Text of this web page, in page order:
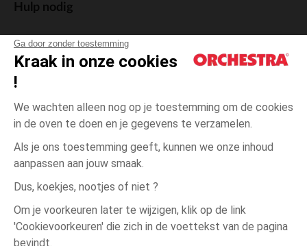
Ga door zonder toestemming
Kraak in onze cookies
!
We wachten alleen nog op je toestemming om de cookies
in de oven te doen en je gegevens te verzamelen.
Als je ons toestemming geeft, kunnen we onze inhoud
aanpassen aan jouw smaak.
Dus, koekjes, nootjes of niet ?
Om je voorkeuren later te wijzigen, klik op de link
'Cookievoorkeuren' die zich in de voettekst van de pagina
bevindt.
Blauw Blauw
3
Hulp nodig
Algemene verkoopsvoorwaarden
Wettelijke bepalingen
Persoonsgegevens